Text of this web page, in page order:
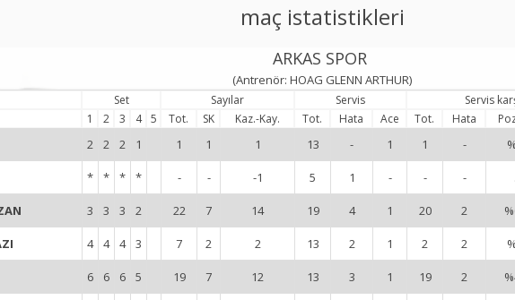
maç istatistikleri
ARKAS SPOR
(Antrenör: HOAG GLENN ARTHUR)
Set Sayılar Servis Servis
1
2 3 4 5 Tot. SK Kaz.-Kay. Tot. Hata Ace Tot. Hata
2 2 2 1 1 1 1 13 - 1 1 -
* * * * - - -1 5 1 - - -
3 3 3 2 22 7 14 19 4 1 20 2
4 4 4 3 7 2 2 13 2 1 2 2
6 6 6 5 19 7 12 13 3 1 19 2